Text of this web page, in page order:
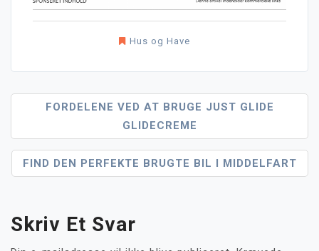
Hus og Have
Indlægsnavigation
FORDELENE VED AT BRUGE JUST GLIDE
GLIDECREME
FIND DEN PERFEKTE BRUGTE BIL I MIDDELFART
Skriv Et Svar